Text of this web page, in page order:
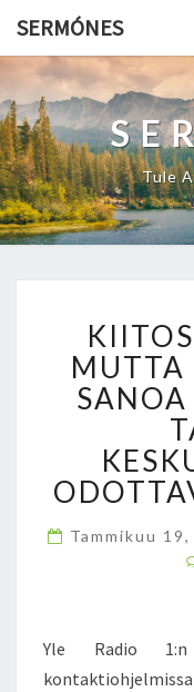
SERMÓNES
Tule
MUTTA
Tammikuu 19,
Yle Radio